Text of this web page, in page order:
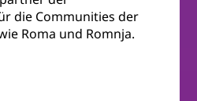
die Communities der
Roma und Romnja.